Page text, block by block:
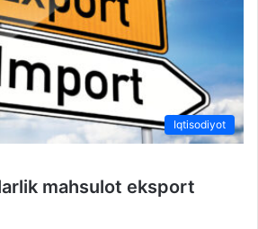
Iqtisodiyot
mahsulot eksport